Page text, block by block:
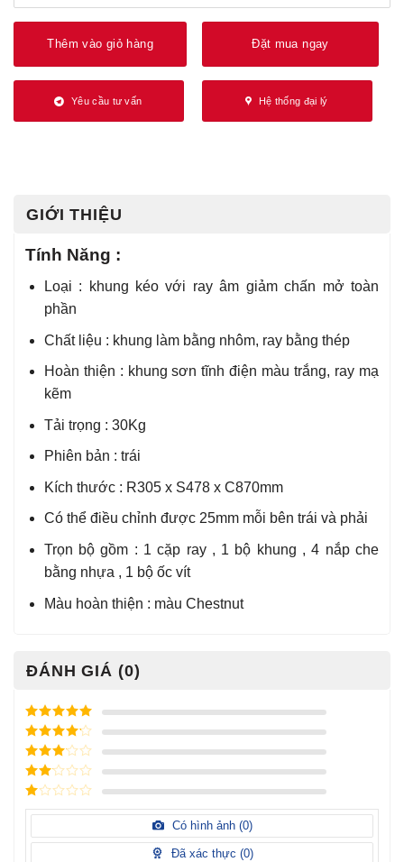
Thêm vào giỏ hàng Đặt mua ngay
Yêu cầu tư vấn Hệ thống đại lý
GIỚI THIỆU
Tính Năng :
Loại : khung kéo với ray âm giảm chấn mở toàn
phần
Chất liệu : khung làm bằng nhôm, ray bằng thép
Hoàn thiện : khung sơn tĩnh điện màu trắng, ray mạ
kẽm
Tải trọng : 30Kg
Phiên bản : trái
Kích thước : R305 x S478 x C870mm
Có thể điều chỉnh được 25mm mỗi bên trái và phải
Trọn bộ gồm : 1 cặp ray , 1 bộ khung , 4 nắp che
bằng nhựa , 1 bộ ốc vít
Màu hoàn thiện : màu Chestnut
ĐÁNH GIÁ (0)
Được xếp
hạng
5
5
sao
Được xếp
hạng
4
5
sao
Được
xếp
hạng3
5 sao
Được
hạng
sao
Được
hạng
Có hình ảnh (0)
Đã xác thực (0)